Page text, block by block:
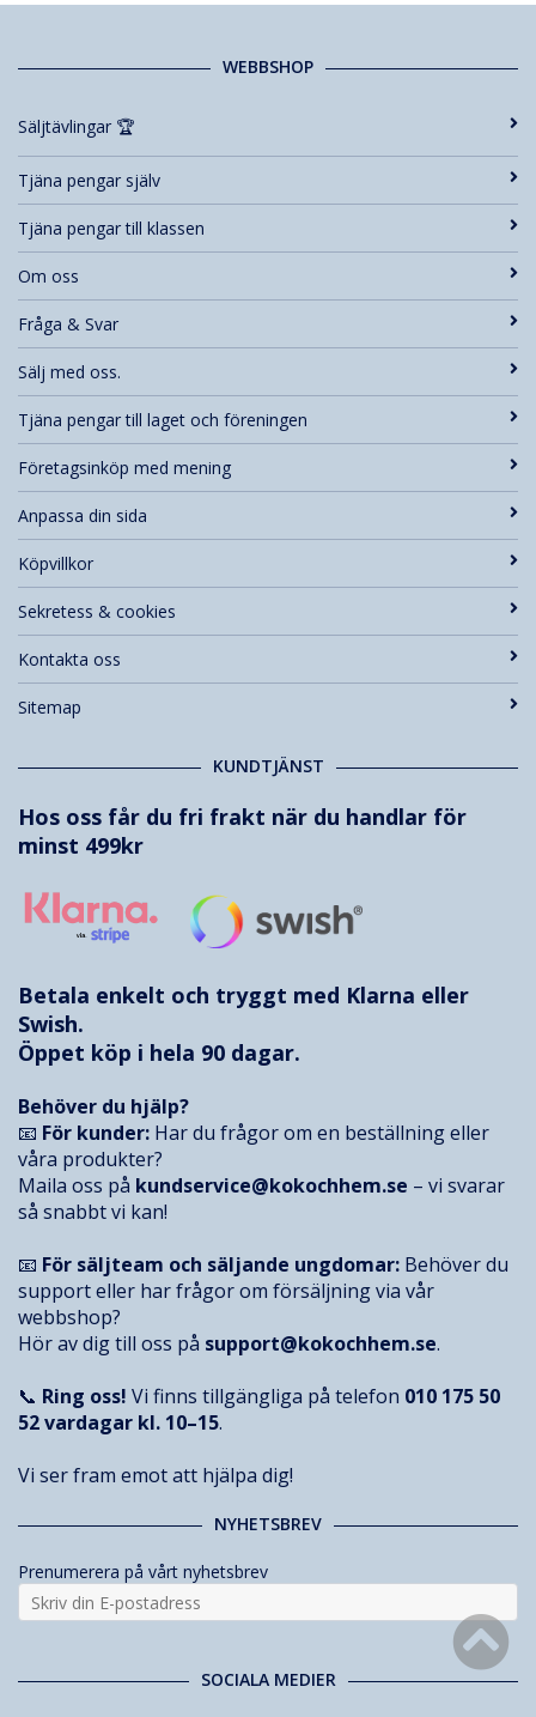
WEBBSHOP
Säljtävlingar 🏆
Tjäna pengar själv
Tjäna pengar till klassen
Om oss
Fråga & Svar
Sälj med oss.
Tjäna pengar till laget och föreningen
Företagsinköp med mening
Anpassa din sida
Köpvillkor
Sekretess & cookies
Kontakta oss
Sitemap
KUNDTJÄNST
Hos oss får du fri frakt när du handlar för
minst 499kr
Betala enkelt och tryggt med Klarna eller
Swish.
Öppet köp i hela 90 dagar.
Behöver du hjälp?
📧 För kunder: Har du frågor om en beställning eller
våra produkter?
Maila oss på kundservice@kokochhem.se – vi svarar
så snabbt vi kan!
📧 För säljteam och säljande ungdomar: Behöver du
support eller har frågor om försäljning via vår
webbshop?
Hör av dig till oss på support@kokochhem.se.
📞 Ring oss! Vi finns tillgängliga på telefon 010 175 50
52vardagar kl. 10–15.
Vi ser fram emot att hjälpa dig!
NYHETSBREV
Prenumerera på vårt nyhetsbrev
SOCIALA MEDIER